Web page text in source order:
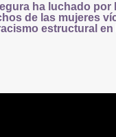
ha luchado por
de las mujeres
estructural en